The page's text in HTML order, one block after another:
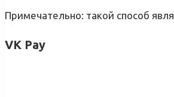
Примечательно: такой способ
VK Pay